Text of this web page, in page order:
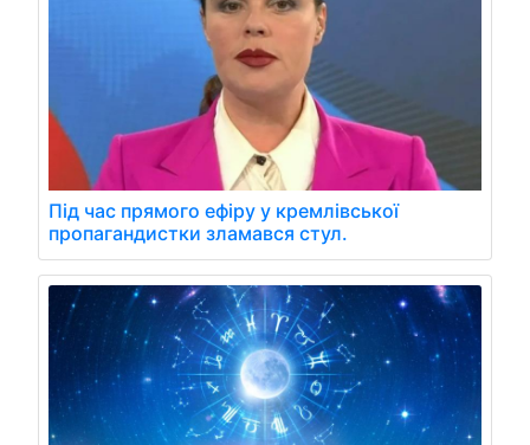
Під час прямого ефіру у кремлівської
пропагандистки зламався стул.